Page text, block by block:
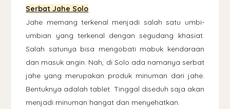
Serbat Jahe Solo
Jahe memang terkenal menjadi salah satu umbi-
umbian yang terkenal dengan segudang khasiat.
Salah satunya bisa mengobati mabuk kendaraan
dan masuk angin. Nah, di Solo ada namanya serbat
jahe yang merupakan produk minuman dari jahe.
Bentuknya adalah tablet. Tinggal diseduh saja akan
menjadi minuman hangat dan menyehatkan.